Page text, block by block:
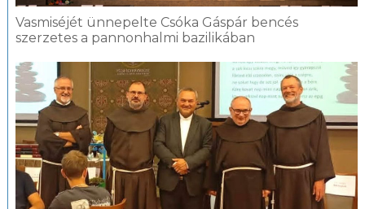
Vasmiséjét ünnepelte Csóka Gáspár bencés
szerzetes a pannonhalmi bazilikában